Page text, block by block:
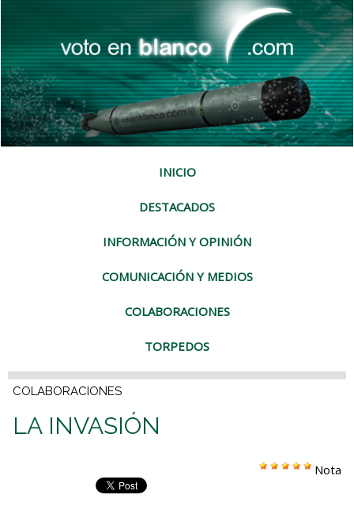
INICIO
DESTACADOS
INFORMACIÓN Y OPINIÓN
COMUNICACIÓN Y MEDIOS
COLABORACIONES
TORPEDOS
COLABORACIONES
LA INVASIÓN
Nota